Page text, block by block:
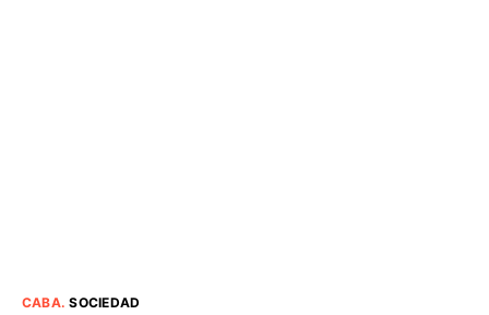
CABA.SOCIEDAD